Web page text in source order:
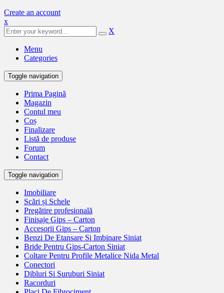
Create an account
x
X
Menu
Categories
Toggle navigation
Prima Pagină
Magazin
Contul meu
Coș
Finalizare
Listă de produse
Forum
Contact
Toggle navigation
Imobiliare
Scări și Schele
Pregătire profesională
Finisaje Gips – Carton
Accesorii Gips – Carton
Benzi De Etansare Si Imbinare Siniat
Bride Pentru Gips-Carton Siniat
Coltare Pentru Profile Metalice Nida Metal
Conectori
Dibluri Si Suruburi Siniat
Racorduri